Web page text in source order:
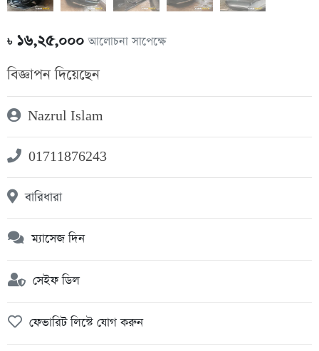
৳১৬,২৫,০০০আলোচনা সাপেক্ষে
বিজ্ঞাপন দিয়েছেন
Nazrul Islam
01711876243
বারিধারা
ম্যাসেজ দিন
সেইফ ডিল
ফেভারিট লিস্টে যোগ করুন